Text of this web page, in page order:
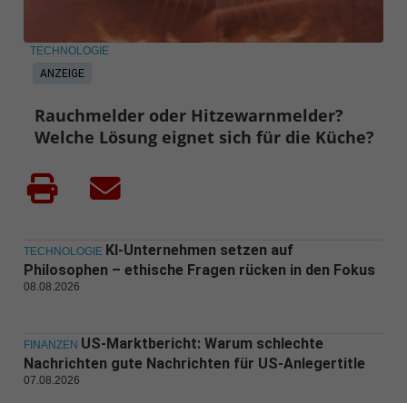
ANZEIGE
TECHNOLOGIE
Rauchmelder oder Hitzewarnmelder?
Welche Lösung eignet sich für die Küche?
TECHNOLOGIE KI-Unternehmen setzen auf
Philosophen – ethische Fragen rücken in den Fokus
08.08.2026
FINANZEN US-Marktbericht: Warum schlechte
Nachrichten gute Nachrichten für US-Anlegertitle
07.08.2026